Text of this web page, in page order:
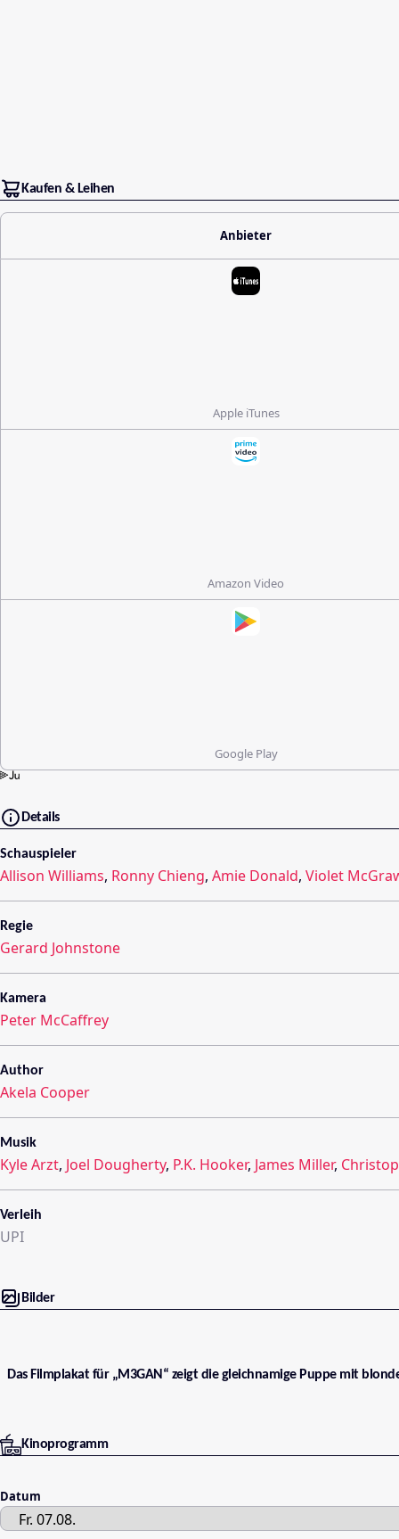
Kaufen & Leihen
Anbieter
Apple iTunes
Amazon Video
Google Play
Details
Schauspieler
Allison Williams, Ronny Chieng, Amie Donald, Violet
Regie
Gerard Johnstone
Kamera
Peter McCaffrey
Author
Akela Cooper
Musik
Kyle Arzt, Joel Dougherty, P.K. Hooker, James Miller,
Verleih
UPI
Bilder
Das Filmplakat für „M3GAN“ zeigt die gleichnamige Puppe mit
Kinoprogramm
Datum